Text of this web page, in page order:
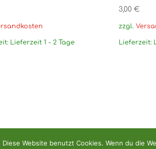
Lieferzeit 1 - 2 Tage
3,00 €
zzgl.
Lieferzeit:
Handarbeitshandel Dirk Rellecke 2026
Diese Website benutzt Cookies. Wenn du die